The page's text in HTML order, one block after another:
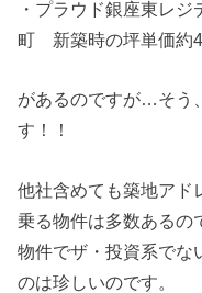
・プラウド銀座東
町 新築時の坪単価約
があるのですが…そう
す！！
他社含めても築地アド
乗る物件は多数あるの
物件でザ・投資系でな
のは珍しいのです。